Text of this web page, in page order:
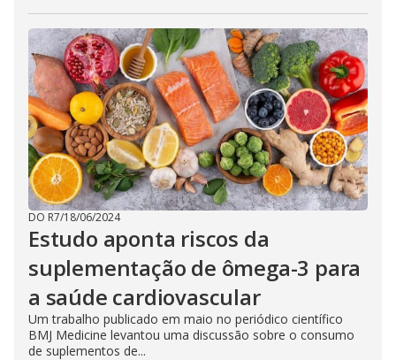
DO R7/18/06/2024
Estudo aponta riscos da
suplementação de ômega-3 para
a saúde cardiovascular
Um trabalho publicado em maio no periódico científico
BMJ Medicine levantou uma discussão sobre o consumo
de suplementos de...